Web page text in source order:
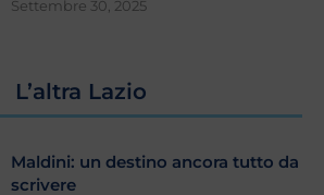
Settembre 30, 2025
L’altra Lazio
Maldini: un destino ancora tutto da
scrivere